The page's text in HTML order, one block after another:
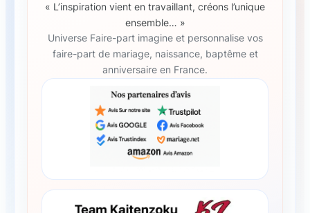
« L’inspiration vient en travaillant, créons l’unique
ensemble… »
Universe Faire-part imagine et personnalise vos
faire-part de mariage, naissance, baptême et
anniversaire en France.